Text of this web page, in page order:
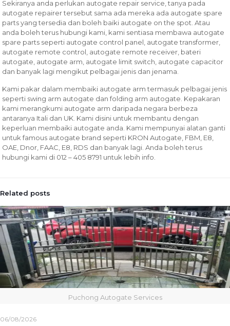
Sekiranya anda perlukan autogate repair service, tanya pada
autogate repairer tersebut sama ada mereka ada autogate spare
parts yang tersedia dan boleh baiki autogate on the spot. Atau
anda boleh terus hubungi kami, kami sentiasa membawa autogate
spare parts seperti autogate control panel, autogate transformer,
autogate remote control, autogate remote receiver, bateri
autogate, autogate arm, autogate limit switch, autogate capacitor
dan banyak lagi mengikut pelbagai jenis dan jenama.
Kami pakar dalam membaiki autogate arm termasuk pelbagai jenis
seperti swing arm autogate dan folding arm autogate. Kepakaran
kami merangkumi autogate arm daripada negara berbeza
antaranya Itali dan UK. Kami disini untuk membantu dengan
keperluan membaiki autogate anda. Kami mempunyai alatan ganti
untuk famous autogate brand seperti KRON Autogate, FBM, E8,
OAE, Dnor, FAAC, E8, RDS dan banyak lagi. Anda boleh terus
hubungi kami di 012 – 405 8791 untuk lebih info.
Related posts
Puchong Autogate Services
06/08/2026